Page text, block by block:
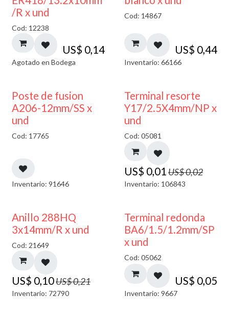
/R x und
Cod: 12238
US$ 0,14
Agotado en Bodega
Cod: 14867
US$ 0,44
Inventario: 66166
Poste de fusion
A206-12mm/SS x
und
Cod: 17765
Inventario: 91646
50% DESCUENTO
Terminal resorte
Y17/2.5X4mm/NP x
und
Cod: 05081
US$ 0,01 US$0,02
Inventario: 106843
50% DESCUENTO
Anillo 288HQ
3x14mm/R x und
Cod: 21649
US$ 0,10US$0,21
Inventario: 72790
Terminal redonda
BA6/1.5/1.2mm/SP
x und
Cod: 05062
US$ 0,05
Inventario: 9667